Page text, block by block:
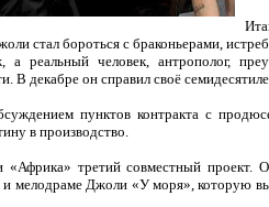
стал бороться с браконьерами,
реальный человек, антрополог,
В декабре он справил своё
пунктов контракта с
в производство.
«Африка» третий совместный проект.
мелодраме Джоли «У моря», которую